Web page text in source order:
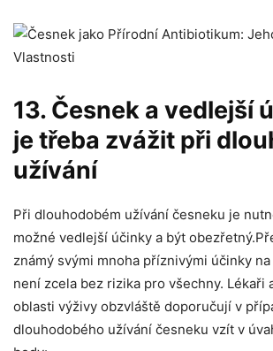
13. Česnek a ⁤vedlejší
⁢je třeba⁤ zvážit při
⁤užívání
Při dlouhodobém užívání ⁣česneku ‌je
možné vedlejší⁣ účinky a být
známý svými mnoha příznivými ⁣účinky
‌není‍ zcela bez rizika⁣ pro všechny. Lékaři
oblasti​ výživy obzvláště doporučují v‍
dlouhodobého užívání česneku vzít v